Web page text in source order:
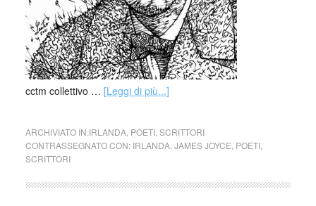
cctm collettivo … [Leggi di più...]
ARCHIVIATO IN:IRLANDA, POETI, SCRITTORI
CONTRASSEGNATO CON: IRLANDA, JAMES JOYCE POETI,
SCRITTORI